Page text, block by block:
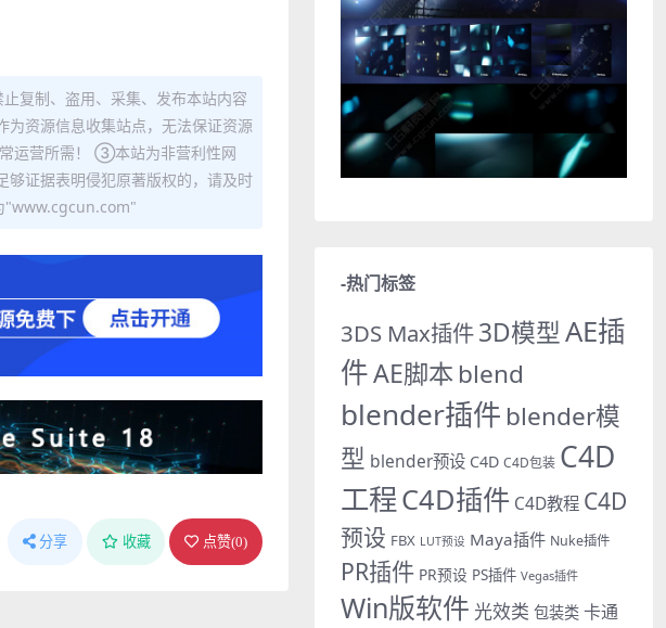
复制、盗用、采集、发布本站内容
资源信息收集站点，无法保证资源
运营所需！ ③本站为非营利性网
证据表明侵犯原著版权的，请及时
"www.cgcun.com"
分享 收藏 点赞(0)
-热门标签
3DS Max插件3D模型AE插
件AE脚本 blend
blender插件 blender模
型 blender预设 C4D C4D包装 C4D
工程C4D插件 C4D教程 C4D
预设 FBX LUT预设 Maya插件 Nuke插件
PR插件 PR预设 PS插件 Vegas插件
Win版软件 光效类 包装类 卡通